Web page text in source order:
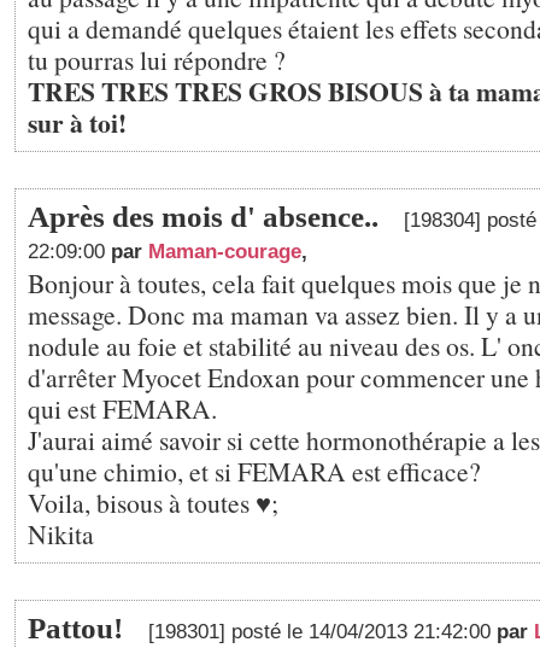
qui a demandé quelques étaient les effets
tu pourras lui répondre ?
TRES TRES TRES GROS BISOUS à ta
sur à toi!
Après des mois d' absence..
[198304]
22:09:00 par Maman-courage,
Bonjour à toutes, cela fait quelques mois que je
message. Donc ma maman va assez bien. Il y a
nodule au foie et stabilité au niveau des os. L'
d'arrêter Myocet Endoxan pour commencer
qui est FEMARA.
J'aurai aimé savoir si cette hormonothérapie a
qu'une chimio, et si FEMARA est efficace?
Voila, bisous à toutes ♥;
Nikita
Pattou! [198301] posté le 14/04/2013 21:42:00 par